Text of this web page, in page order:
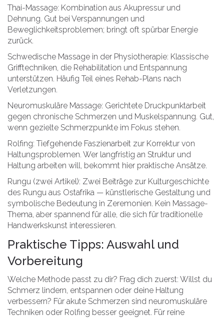
Thai-Massage: Kombination aus Akupressur und
Dehnung. Gut bei Verspannungen und
Beweglichkeitsproblemen; bringt oft spürbar Energie
zurück.
Schwedische Massage in der Physiotherapie: Klassische
Grifftechniken, die Rehabilitation und Entspannung
unterstützen. Häufig Teil eines Rehab-Plans nach
Verletzungen.
Neuromuskuläre Massage: Gerichtete Druckpunktarbeit
gegen chronische Schmerzen und Muskelspannung. Gut,
wenn gezielte Schmerzpunkte im Fokus stehen.
Rolfing: Tiefgehende Faszienarbeit zur Korrektur von
Haltungsproblemen. Wer langfristig an Struktur und
Haltung arbeiten will, bekommt hier praktische Ansätze.
Rungu (zwei Artikel): Zwei Beiträge zur Kulturgeschichte
des Rungu aus Ostafrika — künstlerische Gestaltung und
symbolische Bedeutung in Zeremonien. Kein Massage-
Thema, aber spannend für alle, die sich für traditionelle
Handwerkskunst interessieren.
Praktische Tipps: Auswahl und
Vorbereitung
Welche Methode passt zu dir? Frag dich zuerst: Willst du
Schmerz lindern, entspannen oder deine Haltung
verbessern? Für akute Schmerzen sind neuromuskuläre
Techniken oder Rolfing besser geeignet. Für reine